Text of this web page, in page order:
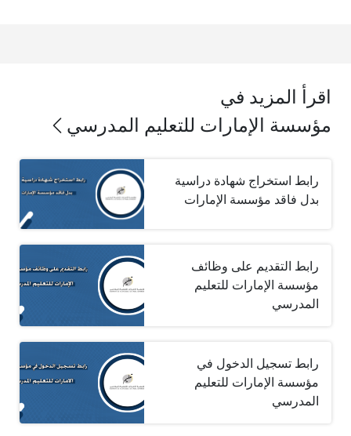
اقرأ المزيد في
مؤسسة الإمارات للتعليم المدرسي
رابط استخراج شهادة دراسية
بدل فاقد مؤسسة الإمارات
رابط التقديم على وظائف
مؤسسة الإمارات للتعليم
المدرسي
رابط تسجيل الدخول في
مؤسسة الإمارات للتعليم
المدرسي